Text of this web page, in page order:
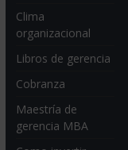
Clima
organizacional
Libros de gerencia
Cobranza
Maestría de
gerencia MBA